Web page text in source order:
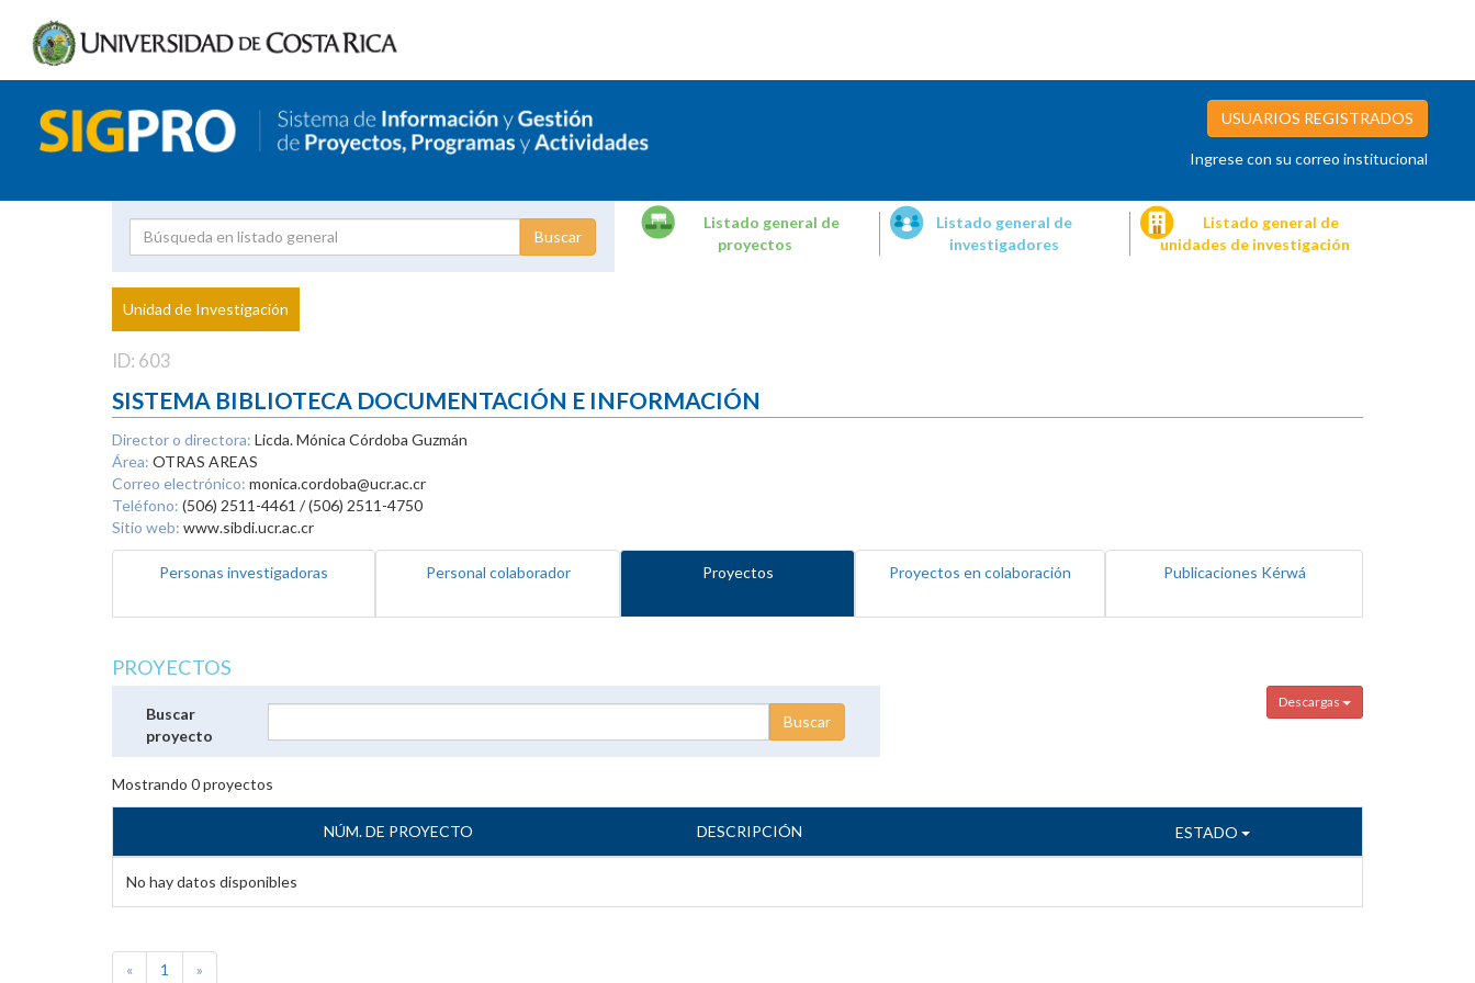
USUARIOS REGISTRADOS
Ingrese con su correo institucional
Proyecto
Investigador
Listado general de
proyectos
Listado general de
investigadores
Listado general de
unidades de investigación
Unidad de Investigación
ID: 603
SISTEMA BIBLIOTECA DOCUMENTACIÓN E INFORMACIÓN
Director o directora: Licda. Mónica Córdoba Guzmán
Área: OTRAS AREAS
Correo electrónico: monica.cordoba@ucr.ac.cr
Teléfono: (506) 2511-4461 / (506) 2511-4750
Sitio web: www.sibdi.ucr.ac.cr
Personas investigadoras Personal colaborador Proyectos Proyectos en colaboración Publicaciones Kérwá
PROYECTOS
Descargas
Buscar
proyecto
Mostrando 0proyectos
NÚM. DE PROYECTO DESCRIPCIÓN ESTADO
No hay datos disponibles
« 1 »